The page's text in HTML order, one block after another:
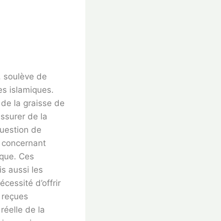
soulève de
islamiques.
la graisse de
de la
de
Ces
aussi les
d’offrir
de la